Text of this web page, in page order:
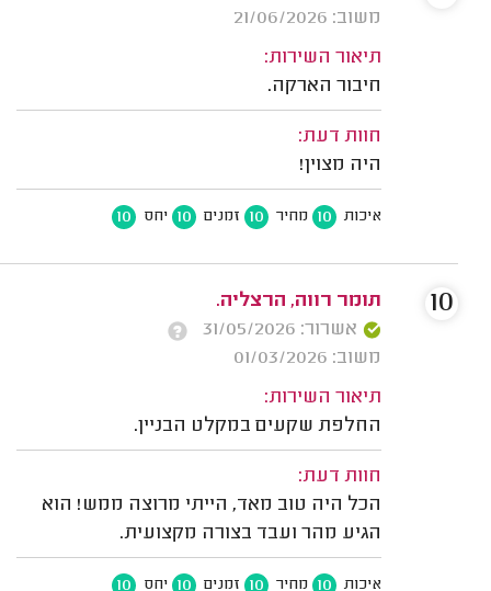
משוב: 21/06/2026
תיאור השירות:
חיבור הארקה.
חוות דעת:
היה מצוין!
איכות 10 מחיר 10 זמנים 10 יחס 10
תומר רווה, הרצליה.
אשרור: 31/05/2026
משוב: 01/03/2026
תיאור השירות:
החלפת שקעים במקלט הבניין.
חוות דעת:
הכל היה טוב מאד, הייתי מרוצה ממש! הוא
הגיע מהר ועבד בצורה מקצועית.
איכות 10 מחיר 10 זמנים 10 יחס 10
10